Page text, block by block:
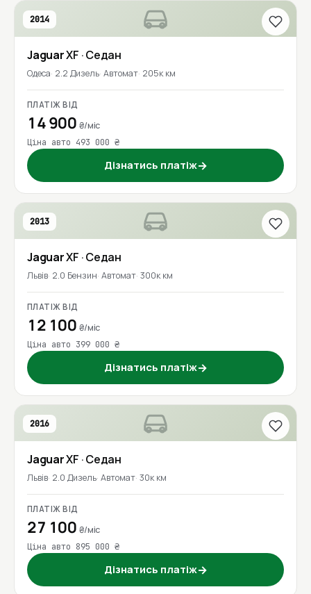
2014
JaguarXF · Седан
Одеса 2.2 Дизель Автомат 205к км
ПЛАТІЖ ВІД
14 900 ₴/міс
Ціна авто 493 000 ₴
Дізнатись платіж→
2013
JaguarXF · Седан
Львів 2.0 Бензин Автомат 300к км
ПЛАТІЖ ВІД
12 100 ₴/міс
Ціна авто 399 000 ₴
Дізнатись платіж→
2016
JaguarXF · Седан
Львів 2.0 Дизель Автомат 30к км
ПЛАТІЖ ВІД
27 100 ₴/міс
Ціна авто 895 000 ₴
Дізнатись платіж→